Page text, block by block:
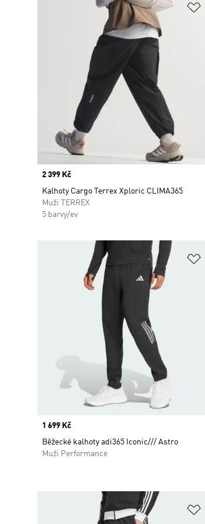
Price
2 399 Kč
Kalhoty Cargo Terrex Xploric CLIMA365
Muži TERREX
5 barvy/ev
Price
1 699 Kč
Běžecké kalhoty adi365 Iconic/// Astro
Muži Performance